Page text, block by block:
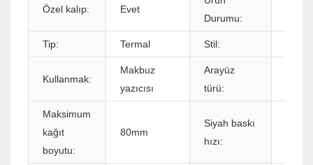
Özel kalıp: Evet
Durumu:
Tip: Termal Stil:
Kullanmak:
Makbuz
yazıcısı
Arayüz
türü:
Maksimum
kağıt
boyutu:
80mm
Siyah baskı
hızı: